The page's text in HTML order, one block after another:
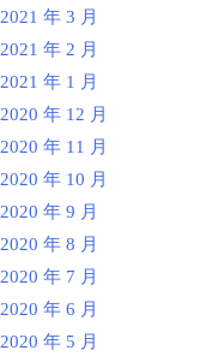
2021 年 3 月
2021 年 2 月
2021 年 1 月
2020 年 12 月
2020 年 11 月
2020 年 10 月
2020 年 9 月
2020 年 8 月
2020 年 7 月
2020 年 6 月
2020 年 5 月